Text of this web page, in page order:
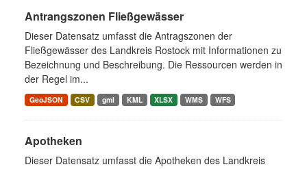
Antrangszonen Fließgewässer
Dieser Datensatz umfasst die Antragszonen der
Fließgewässer des Landkreis Rostock mit Informationen zu
Bezeichnung und Beschreibung. Die Ressourcen werden in
der Regel im...
GeoJSON CSV gml KML XLSX WMS WFS
Apotheken
Dieser Datensatz umfasst die Apotheken des Landkreis